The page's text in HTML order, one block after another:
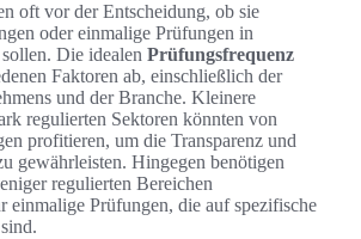
oft vor der Entscheidung, ob sie
oder einmalige Prüfungen in
Die idealen Prüfungsfrequenz
Faktoren ab, einschließlich der
und der Branche. Kleinere
regulierten Sektoren könnten von
profitieren, um die Transparenz und
gewährleisten. Hingegen benötigen
regulierten Bereichen
einmalige Prüfungen, die auf spezifische